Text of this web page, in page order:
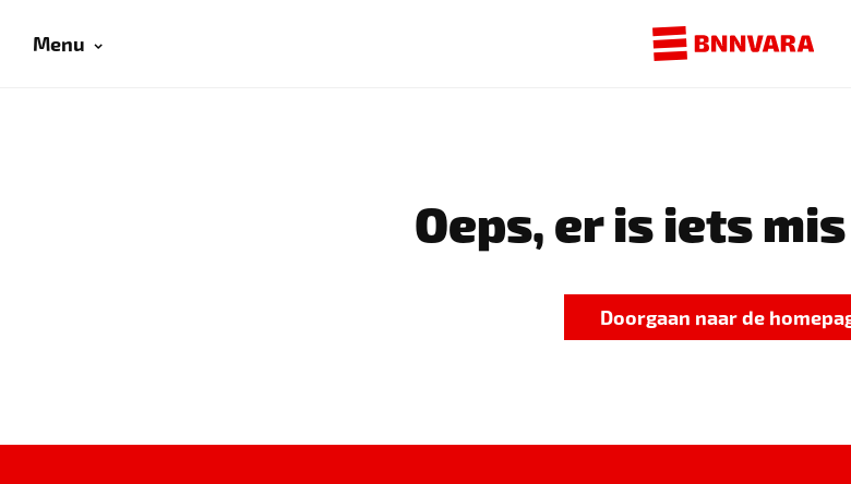
Menu
Oeps, er is iets
Doorgaan naar de